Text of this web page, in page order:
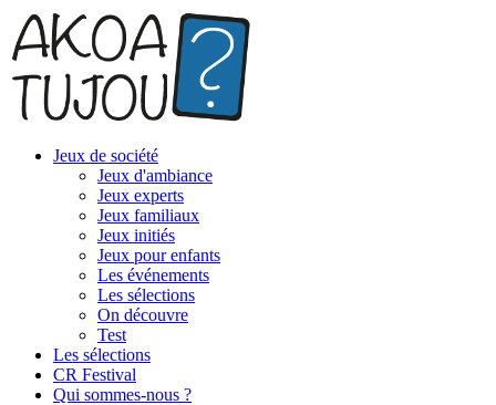
Jeux de société
Jeux d'ambiance
Jeux experts
Jeux familiaux
Jeux initiés
Jeux pour enfants
Les événements
Les sélections
On découvre
Test
Les sélections
CR Festival
Qui sommes-nous ?